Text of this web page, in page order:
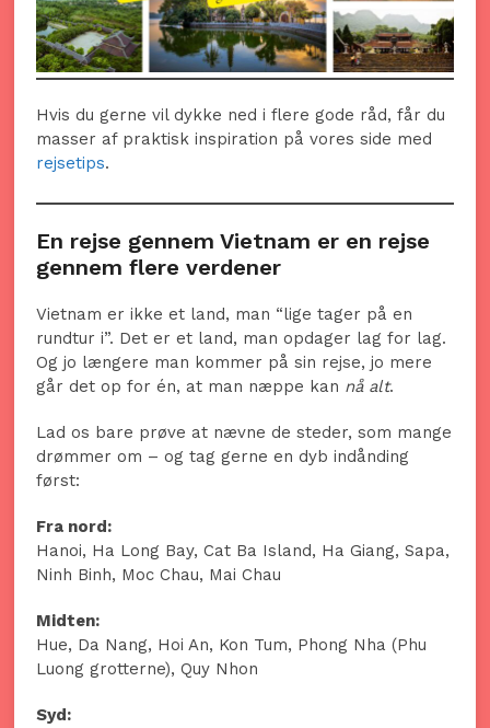
Hvis du gerne vil dykke ned i flere gode råd, får du
masser af praktisk inspiration på vores side med
rejsetips.
En rejse gennem Vietnam er en rejse
gennem flere verdener
Vietnam er ikke et land, man “lige tager på en
rundtur i”. Det er et land, man opdager lag for lag.
Og jo længere man kommer på sin rejse, jo mere
går det op for én, at man næppe kan nå alt.
Lad os bare prøve at nævne de steder, som mange
drømmer om – og tag gerne en dyb indånding
først:
Fra nord:
Hanoi, Ha Long Bay, Cat Ba Island, Ha Giang, Sapa,
Ninh Binh, Moc Chau, Mai Chau
Midten:
Hue, Da Nang, Hoi An, Kon Tum, Phong Nha (Phu
Luong grotterne), Quy Nhon
Syd: